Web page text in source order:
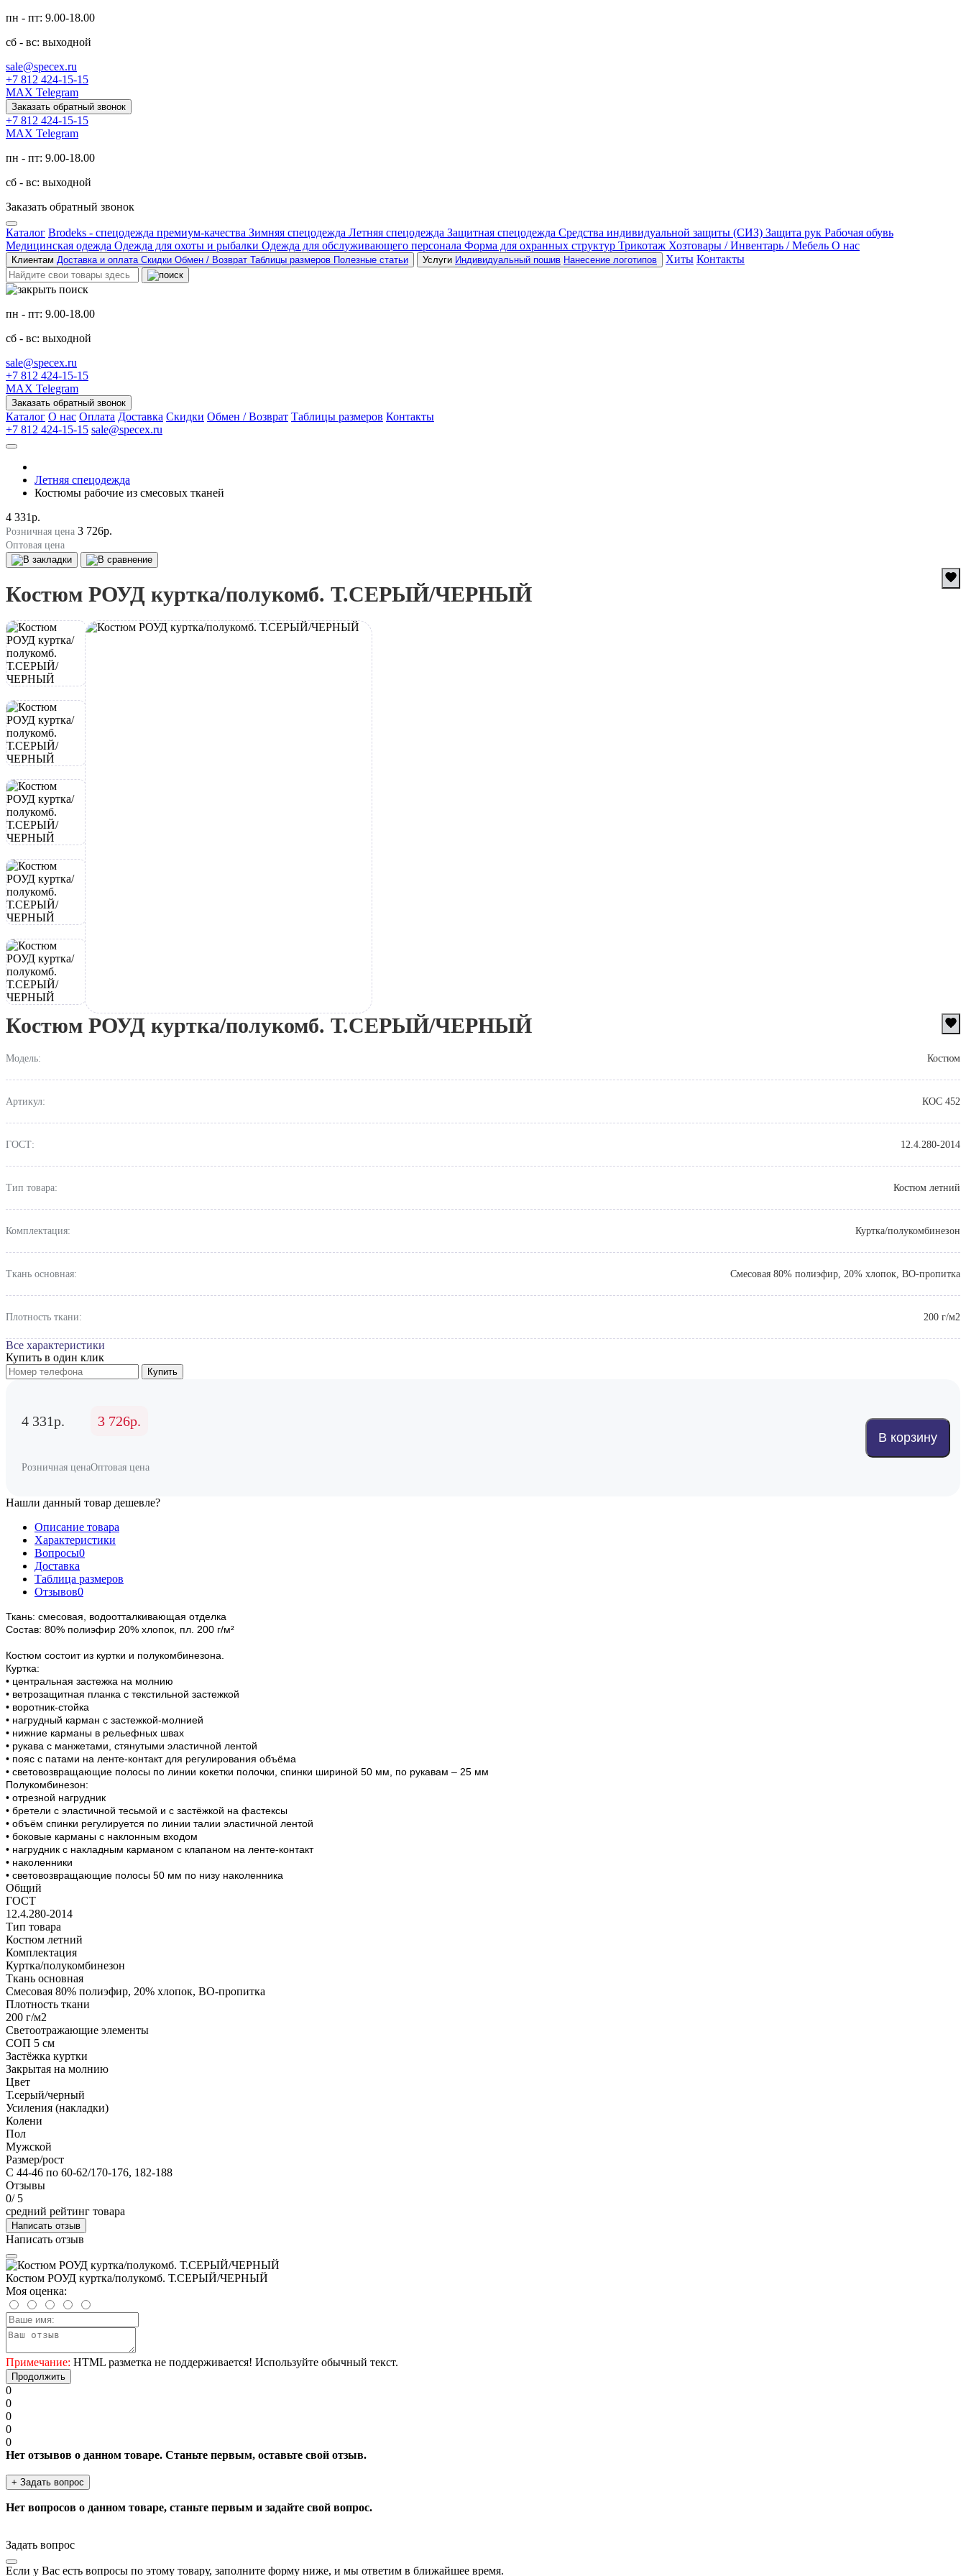
пн - пт: 9.00-18.00
сб - вс: выходной
sale@specex.ru
+7 812 424-15-15
MAX Telegram
Заказать обратный звонок
+7 812 424-15-15
MAX Telegram
пн - пт: 9.00-18.00
сб - вс: выходной
Заказать обратный звонок
Каталог Brodeks - спецодежда премиум-качества Зимняя спецодежда Летняя спецодежда Защитная спецодежда Средства индивидуальной защиты (СИЗ) Защита рук Рабочая обувь
Медицинская одежда Одежда для охоты и рыбалки Одежда для обслуживающего персонала Форма для охранных структур Трикотаж Хозтовары / Инвентарь / Мебель О нас
Клиентам Доставка и оплата Скидки Обмен / Возврат Таблицы размеров Полезные статьи Услуги Индивидуальный пошив Нанесение логотипов Хиты Контакты
пн - пт: 9.00-18.00
сб - вс: выходной
sale@specex.ru
+7 812 424-15-15
MAX Telegram
Заказать обратный звонок
Каталог О нас Оплата Доставка Скидки Обмен / Возврат Таблицы размеров Контакты
+7 812 424-15-15 sale@specex.ru
Летняя спецодежда
Костюмы рабочие из смесовых тканей
4 331р.
Розничная цена 3 726р.
Оптовая цена
Костюм РОУД куртка/полукомб. Т.СЕРЫЙ/ЧЕРНЫЙ
Костюм РОУД куртка/полукомб. Т.СЕРЫЙ/ЧЕРНЫЙ
Модель: Костюм
Артикул: КОС 452
ГОСТ: 12.4.280-2014
Тип товара: Костюм летний
Комплектация: Куртка/полукомбинезон
Ткань основная: Смесовая 80% полиэфир, 20% хлопок, ВО-пропитка
Плотность ткани: 200 г/м2
Все характеристики
Купить в один клик
Купить
4 331р.
Розничная цена
3 726р.
Оптовая цена
В корзину
Нашли данный товар дешевле?
Описание товара
Характеристики
Вопросы0
Доставка
Таблица размеров
Отзывов0
Ткань: смесовая, водоотталкивающая отделка
Состав: 80% полиэфир 20% хлопок, пл. 200 г/м²
Костюм состоит из куртки и полукомбинезона.
Куртка:
• центральная застежка на молнию
• ветрозащитная планка с текстильной застежкой
• воротник-стойка
• нагрудный карман с застежкой-молнией
• нижние карманы в рельефных швах
• рукава с манжетами, стянутыми эластичной лентой
• пояс с патами на ленте-контакт для регулирования объёма
• световозвращающие полосы по линии кокетки полочки, спинки шириной 50 мм, по рукавам – 25 мм
Полукомбинезон:
• отрезной нагрудник
• бретели с эластичной тесьмой и с застёжкой на фастексы
• объём спинки регулируется по линии талии эластичной лентой
• боковые карманы с наклонным входом
• нагрудник с накладным карманом с клапаном на ленте-контакт
• наколенники
• световозвращающие полосы 50 мм по низу наколенника
Общий
ГОСТ
12.4.280-2014
Тип товара
Костюм летний
Комплектация
Куртка/полукомбинезон
Ткань основная
Смесовая 80% полиэфир, 20% хлопок, ВО-пропитка
Плотность ткани
200 г/м2
Светоотражающие элементы
СОП 5 см
Застёжка куртки
Закрытая на молнию
Цвет
Т.серый/черный
Усиления (накладки)
Колени
Пол
Мужской
Размер/рост
С 44-46 по 60-62/170-176, 182-188
Отзывы
0/ 5
средний рейтинг товара
Написать отзыв
Написать отзыв
Костюм РОУД куртка/полукомб. Т.СЕРЫЙ/ЧЕРНЫЙ
Моя оценка:
Примечание: HTML разметка не поддерживается! Используйте обычный текст.
Продолжить
0
0
0
0
0
Нет отзывов о данном товаре. Станьте первым, оставьте свой отзыв.
+ Задать вопрос
Нет вопросов о данном товаре, станьте первым и задайте свой вопрос.
Задать вопрос
Если у Вас есть вопросы по этому товару, заполните форму ниже, и мы ответим в ближайшее время.